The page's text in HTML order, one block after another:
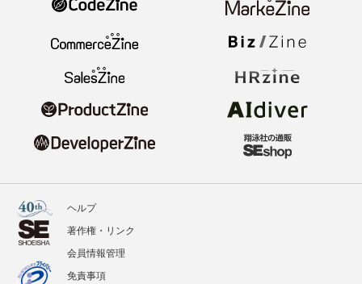
ヘルプ
著作権・リンク
会員情報管理
免責事項